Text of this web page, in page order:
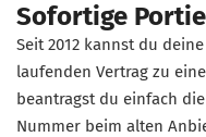
Sofortige
Seit 2012 kannst du
laufenden Vertrag zu
beantragst du einfach
Nummer beim alten